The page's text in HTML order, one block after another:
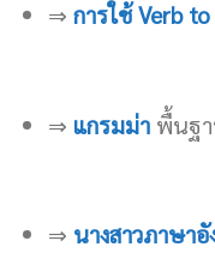
⇒ การใช้ Verb
⇒ แกรมม่าพื้นฐา
⇒ นางสาวภาษา